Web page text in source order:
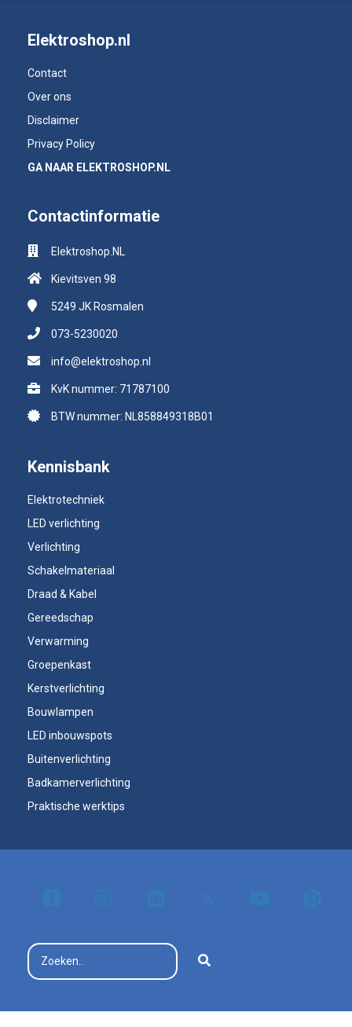
Elektroshop.nl
Contact
Over ons
Disclaimer
Privacy Policy
GA NAAR ELEKTROSHOP.NL
Contactinformatie
Elektroshop.NL
Kievitsven 98
5249 JK Rosmalen
073-5230020
info@elektroshop.nl
KvK nummer: 71787100
BTW nummer: NL858849318B01
Kennisbank
Elektrotechniek
LED verlichting
Verlichting
Schakelmateriaal
Draad & Kabel
Gereedschap
Verwarming
Groepenkast
Kerstverlichting
Bouwlampen
LED inbouwspots
Buitenverlichting
Badkamerverlichting
Praktische werktips